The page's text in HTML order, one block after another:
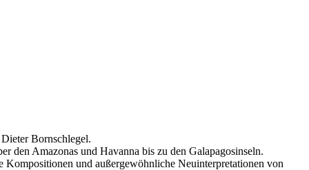
Bornschlegel.
den Amazonas und Havanna bis zu den Galapagosinseln.
und außergewöhnliche Neuinterpretationen von